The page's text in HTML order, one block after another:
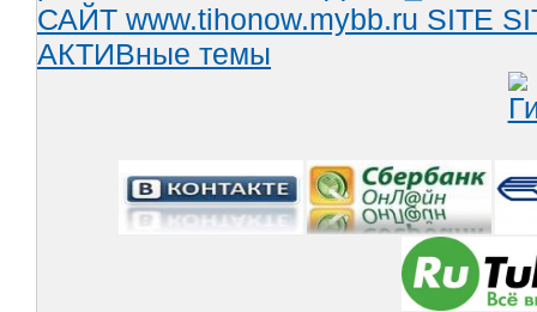
САЙТ www.tihonow.mybb.ru SITE
АКТИВные темы